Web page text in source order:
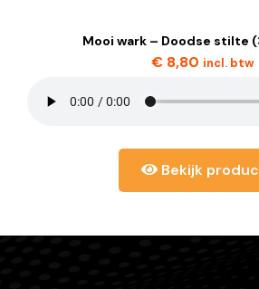
Mooi wark – Doodse stilte
€ 8,80 incl. btw
Bekijk